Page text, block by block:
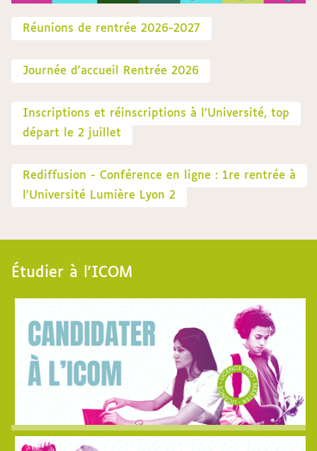
Réunions de rentrée 2026-2027
Journée d'accueil Rentrée 2026
Inscriptions et réinscriptions à l'Université, top
départ le 2 juillet
Rediffusion - Conférence en ligne : 1re rentrée à
l'Université Lumière Lyon 2
Étudier à l'ICOM